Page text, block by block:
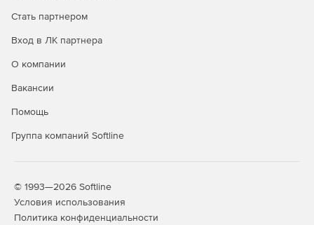
Стать партнером
Вход в ЛК партнера
О компании
Вакансии
Помощь
Группа компаний Softline
© 1993—2026 Softline
Условия использования
Политика конфиденциальности